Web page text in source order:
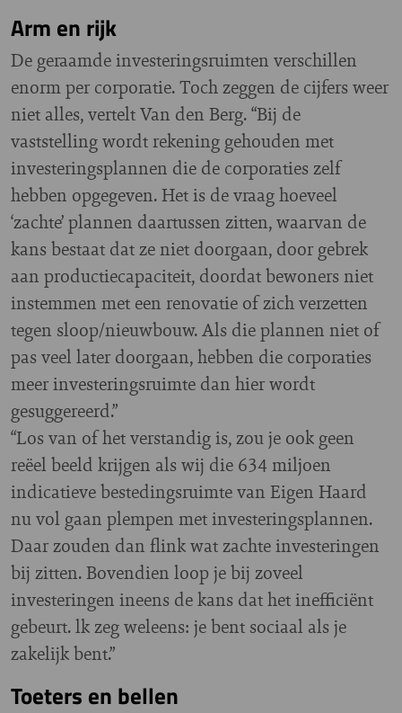
Arm en rijk
De geraamde investeringsruimten verschillen
enorm per corporatie. Toch zeggen de cijfers weer
niet alles, vertelt Van den Berg. “Bij de
vaststelling wordt rekening gehouden met
investeringsplannen die de corporaties zelf
hebben opgegeven. Het is de vraag hoeveel
‘zachte’ plannen daartussen zitten, waarvan de
kans bestaat dat ze niet doorgaan, door gebrek
aan productiecapaciteit, doordat bewoners niet
instemmen met een renovatie of zich verzetten
tegen sloop/nieuwbouw. Als die plannen niet of
pas veel later doorgaan, hebben die corporaties
meer investeringsruimte dan hier wordt
gesuggereerd.”
“Los van of het verstandig is, zou je ook geen
reëel beeld krijgen als wij die 634 miljoen
indicatieve bestedingsruimte van Eigen Haard
nu vol gaan plempen met investeringsplannen.
Daar zouden dan flink wat zachte investeringen
bij zitten. Bovendien loop je bij zoveel
investeringen ineens de kans dat het inefficiënt
gebeurt. lk zeg weleens: je bent sociaal als je
zakelijk bent.”
Toeters en bellen